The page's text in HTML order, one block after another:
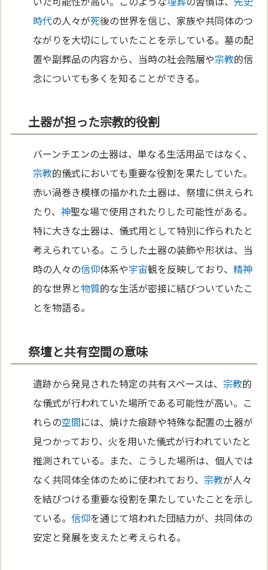
時代の人々が死後の世界を信じ、家族や共同体のつ
ながりを大切にしていたことを示している。墓の配
置や副葬品の内容から、当時の社会階層や宗教的信
念についても多くを知ることができる。
土器が担った宗教的役割
バーンチエンの土器は、単なる生活用品ではなく、
宗教的儀式においても重要な役割を果たしていた。
赤い渦巻き模様の描かれた土器は、祭壇に供えられ
たり、神聖な場で使用されたりした可能性がある。
特に大きな土器は、儀式用として特別に作られたと
考えられている。こうした土器の装飾や形状は、当
時の人々の信仰体系や宇宙観を反映しており、精神
的な世界と物質的な生活が密接に結びついていたこ
とを物語る。
祭壇と共有空間の意味
遺跡から発見された特定の共有スペースは、 宗教的
な儀式が行われていた場所である可能性が高い。こ
れらの空間には、焼けた痕跡や特殊な配置の土器が
見つかっており、火を用いた儀式が行われていたと
推測されている。また、こうした場所は、個人では
なく共同体全体のために使われており、 宗教が人々
を結びつける重要な役割を果たしていたことを示し
ている。信仰を通じて培われた団結力が、共同体の
安定と発展を支えたと考えられる。